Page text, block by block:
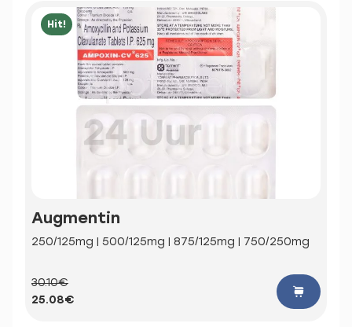
Hit!
Augmentin
250/125mg | 500/125mg | 875/125mg | 750/250mg
30.10€
25.08€